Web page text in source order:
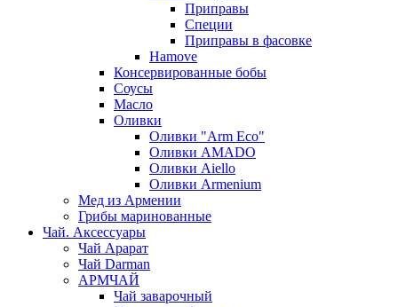
Приправы
Специи
Приправы в фасовке
Hamove
Консервированные бобы
Соусы
Масло
Оливки
Оливки "Arm Eco"
Оливки AMADO
Оливки Aiello
Оливки Armenium
Мед из Армении
Грибы маринованные
Чай. Аксессуары
Чай Арарат
Чай Darman
АРМЧАЙ
Чай заварочный